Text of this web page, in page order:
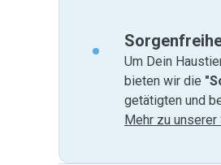
Um Dein
bieten wir die
getätigten und
Mehr zu